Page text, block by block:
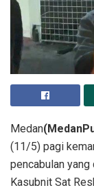
Medan
(11/5) pagi
pencabulan
Kasubnit Sat